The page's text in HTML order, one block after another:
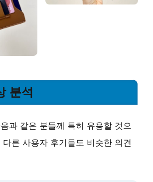
분석
과 같은 분들께 특히 유용할 것으
른 사용자 후기들도 비슷한 의견